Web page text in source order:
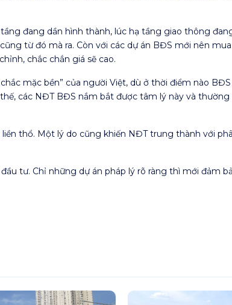
đang dần hình thành, lúc hạ tầng giao thông
từ đó mà ra. Còn với các dự án BĐS mới nên
chắc chắn giá sẽ cao.
mặc bền” của người Việt, dù ở thời điểm nào
các NĐT BĐS nắm bắt được tâm lý này và thường
thổ. Một lý do cũng khiến NĐT trung thành với
tư. Chỉ những dự án pháp lý rõ ràng thì mới đảm